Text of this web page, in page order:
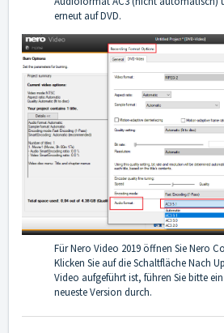
erneut auf DVD.
Für Nero Video 2019 öffnen Sie Nero
Klicken Sie auf die Schaltfläche Nach
Video aufgeführt ist, führen Sie bitte
neueste Version durch.